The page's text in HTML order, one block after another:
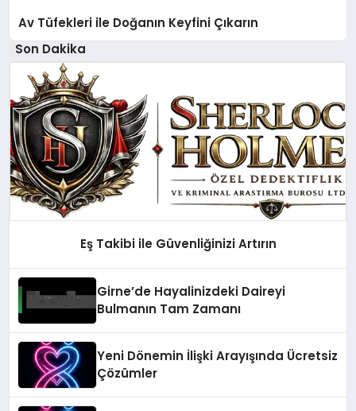
Av Tüfekleri ile Doğanın Keyfini Çıkarın
Son Dakika
Eş Takibi ile Güvenliğinizi Artırın
Girne’de Hayalinizdeki Daireyi
Bulmanın Tam Zamanı
Yeni Dönemin İlişki Arayışında Ücretsiz
Çözümler